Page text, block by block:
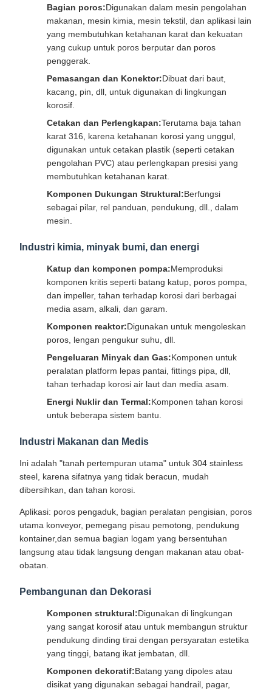
Bagian poros:Digunakan dalam mesin pengolahan
makanan, mesin kimia, mesin tekstil, dan aplikasi lain
yang membutuhkan ketahanan karat dan kekuatan
yang cukup untuk poros berputar dan poros
penggerak.
Pemasangan dan Konektor:Dibuat dari baut,
kacang, pin, dll, untuk digunakan di lingkungan
korosif.
Cetakan dan Perlengkapan:Terutama baja tahan
karat 316, karena ketahanan korosi yang unggul,
digunakan untuk cetakan plastik (seperti cetakan
pengolahan PVC) atau perlengkapan presisi yang
membutuhkan ketahanan karat.
Komponen Dukungan Struktural:Berfungsi
sebagai pilar, rel panduan, pendukung, dll., dalam
mesin.
Industri kimia, minyak bumi, dan energi
Katup dan komponen pompa:Memproduksi
komponen kritis seperti batang katup, poros pompa,
dan impeller, tahan terhadap korosi dari berbagai
media asam, alkali, dan garam.
Komponen reaktor:Digunakan untuk mengoleskan
poros, lengan pengukur suhu, dll.
Pengeluaran Minyak dan Gas:Komponen untuk
peralatan platform lepas pantai, fittings pipa, dll,
tahan terhadap korosi air laut dan media asam.
Energi Nuklir dan Termal:Komponen tahan korosi
untuk beberapa sistem bantu.
Industri Makanan dan Medis
Ini adalah "tanah pertempuran utama" untuk 304 stainless
steel, karena sifatnya yang tidak beracun, mudah
dibersihkan, dan tahan korosi.
Aplikasi: poros pengaduk, bagian peralatan pengisian, poros
utama konveyor, pemegang pisau pemotong, pendukung
kontainer,dan semua bagian logam yang bersentuhan
langsung atau tidak langsung dengan makanan atau obat-
obatan.
Pembangunan dan Dekorasi
Komponen struktural:Digunakan di lingkungan
yang sangat korosif atau untuk membangun struktur
pendukung dinding tirai dengan persyaratan estetika
yang tinggi, batang ikat jembatan, dll.
Komponen dekoratif:Batang yang dipoles atau
disikat yang digunakan sebagai handrail, pagar,